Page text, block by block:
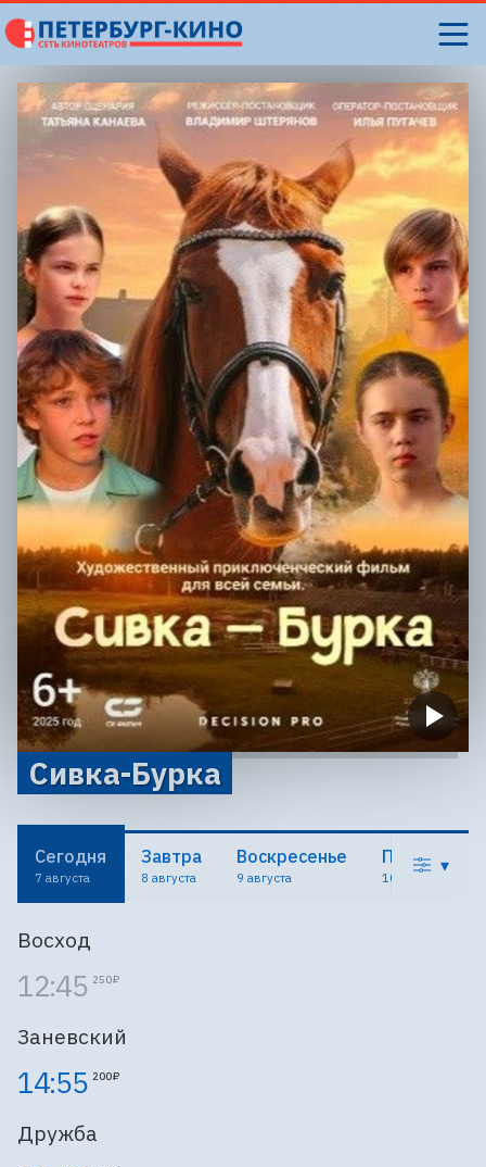
Сивка-Бурка
Сегодня
7 августа
Завтра
8 августа
Воскресенье
9 августа 10 августа
▾
Восход
12:45 250 ₽
Заневский
14:55 200 ₽
Дружба